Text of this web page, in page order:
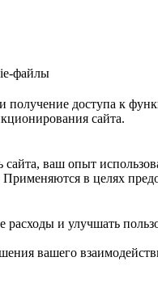
файлы
доступа к
сайта.
ваш опыт
в целях
и улучшать
вашего